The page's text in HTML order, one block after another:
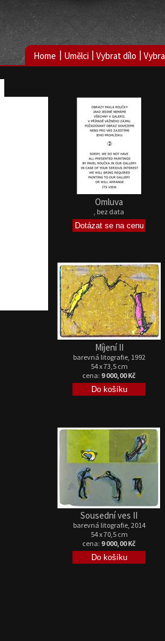
Home | Umělci | Vybrat dílo |
Omluva
, bez data
Míjení II
barevná litografie, 1992
54 x 73,5 cm
cena: 9 000,00 Kč
Sousední ves II
barevná litografie, 2014
54 x 70,5 cm
cena: 9 000,00 Kč